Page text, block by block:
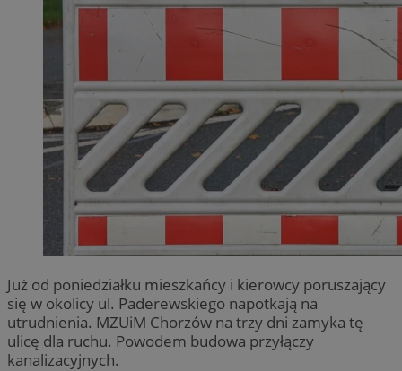
Już od poniedziałku mieszkańcy i kierowcy poruszający
się w okolicy ul. Paderewskiego napotkają na
utrudnienia. MZUiM Chorzów na trzy dni zamyka tę
ulicę dla ruchu. Powodem budowa przyłączy
kanalizacyjnych.